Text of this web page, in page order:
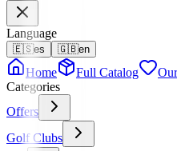
Language
🇪🇸es 🇬🇧en
Home Full Catalog
Categories
Offers
Golf Clubs